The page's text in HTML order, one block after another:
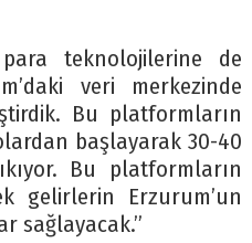
teknolojilerine de
veri merkezinde
Bu platformların
başlayarak 30-40
Bu platformların
gelirlerin Erzurum’un
sağlayacak.”